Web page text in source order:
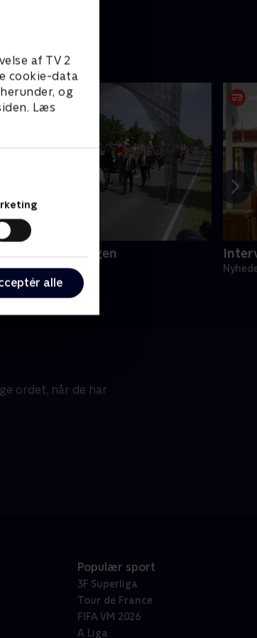
af TV 2
cookie-data
og
Læs
alle
og genforeningen
ordet, når de har
Populær sport
3F Superliga
Tour de France
FIFA VM 2026
A Liga